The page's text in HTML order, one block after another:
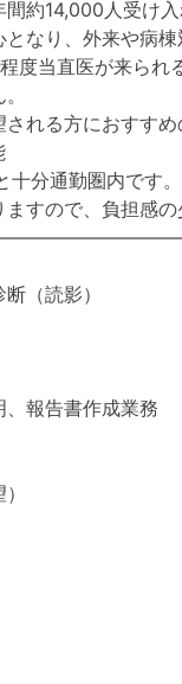
約14,000人受け入
なり、外来や病棟
度当直医が来られ
れる方におすすめ
分通勤圏内です。
すので、負担感の
（読影）
、報告書作成業務